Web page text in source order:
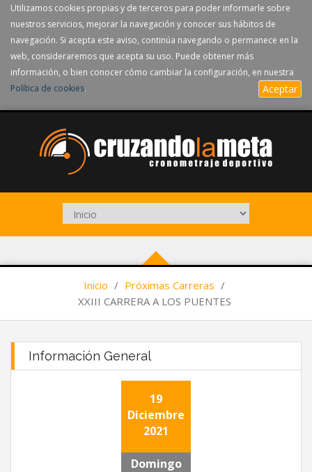
Utilizamos cookies propias y de terceros para poder informarle sobre
nuestros servicios, mejorar la navegación y conocer sus hábitos de
navegación. Si acepta este aviso, continúa navegando o permanece en la
web, consideraremos que acepta su uso. Puede obtener más
información, o bien conocer cómo cambiar la configuración, en nuestra
Política de cookies. Aceptar
Inicio / Próximas Carreras /
XXIII CARRERA A LOS PUENTES
Información General
19
Diciembre
2021
Domingo